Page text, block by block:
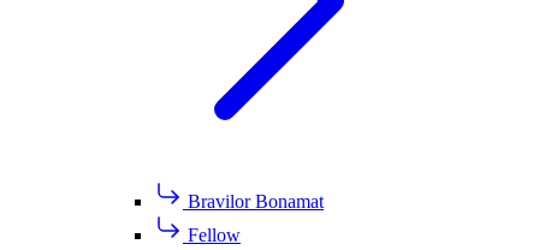
Bravilor Bonamat
Fellow